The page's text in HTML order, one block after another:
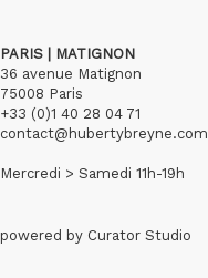
PARIS | MATIGNON
36 avenue Matignon
75008 Paris
+33 (0)1 40 28 04 71
contact@hubertybreyne.com
Mercredi > Samedi 11h-19h
powered by Curator Studio